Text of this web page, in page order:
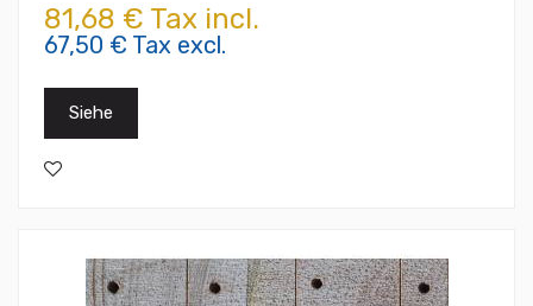
81,68 € Tax incl.
67,50 € Tax excl.
Siehe